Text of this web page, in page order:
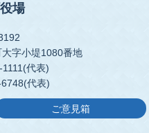
場
字小堤1080番地
代表)
代表)
ご意見箱